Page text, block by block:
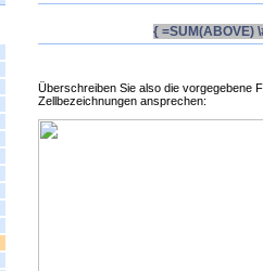
{ =SUM(ABOVE)
Überschreiben Sie also die vorgegebene
Zellbezeichnungen ansprechen: